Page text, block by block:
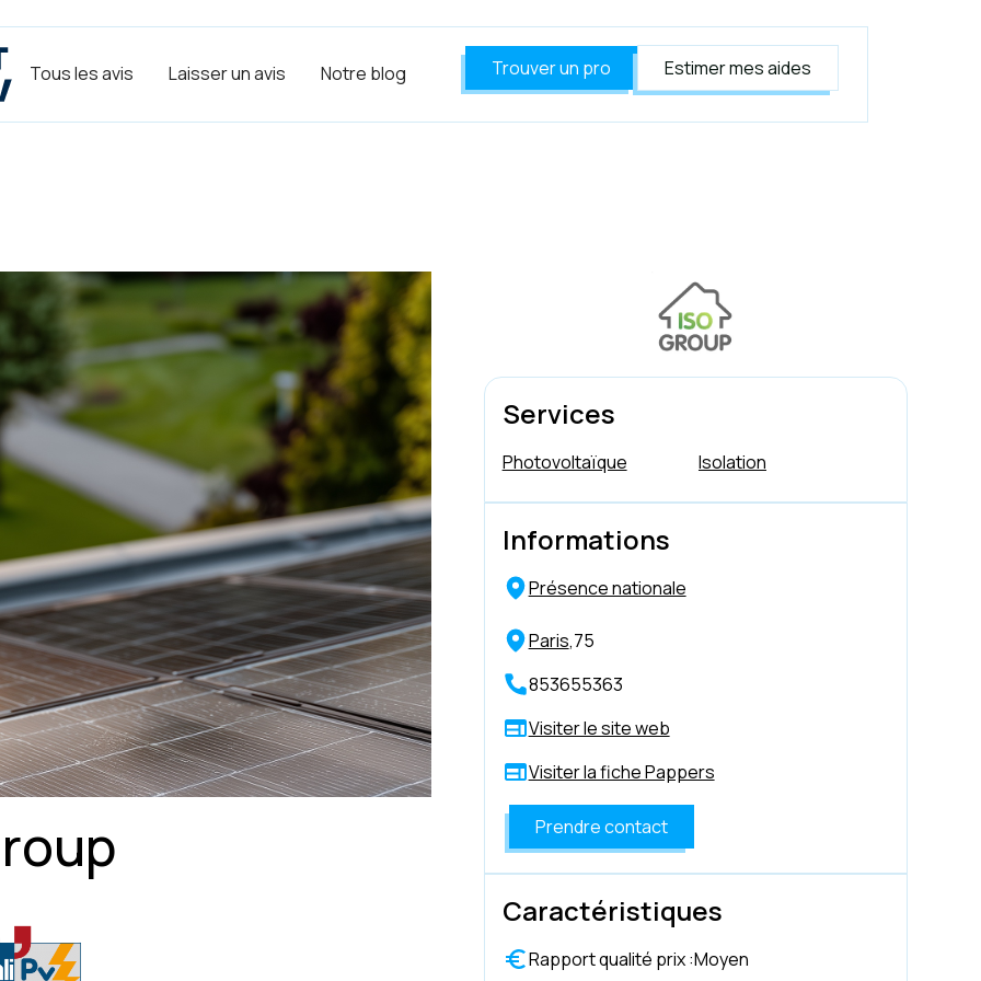
Tous les avis Laisser un avis Notre blog Trouver un pro Estimer mes aides
Services
Photovoltaïque Isolation
Informations
Présence nationale
Paris,75
853655363
Visiter le site web
Visiter la fiche Pappers
Prendre contact
Caractéristiques
Rapport qualité prix :Moyen